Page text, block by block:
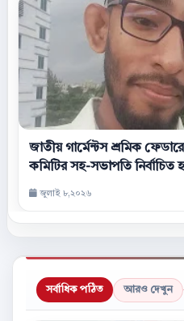
জাতীয় গার্মেন্টস শ্রমিক
কমিটির সহ-সভাপতি
জুলাই ৮,২০২৬
সর্বাধিক পঠিত আরও দেখুন